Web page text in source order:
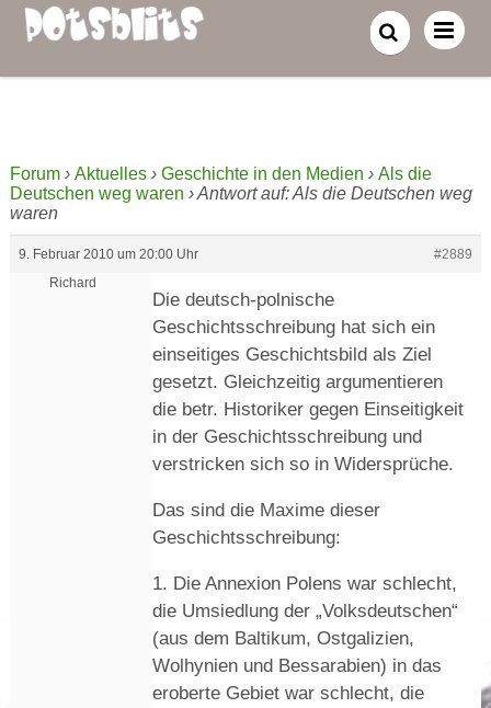
Forum › Aktuelles › Geschichte in den Medien › Als die
Deutschen weg waren ›Antwort auf: Als die Deutschen weg
waren
9. Februar 2010 um 20:00 Uhr
#2889
Richard
Die deutsch-polnische
Geschichtsschreibung hat sich ein
einseitiges Geschichtsbild als Ziel
gesetzt. Gleichzeitig argumentieren
die betr. Historiker gegen Einseitigkeit
in der Geschichtsschreibung und
verstricken sich so in Widersprüche.
Das sind die Maxime dieser
Geschichtsschreibung:
1. Die Annexion Polens war schlecht,
die Umsiedlung der „Volksdeutschen“
(aus dem Baltikum, Ostgalizien,
Wolhynien und Bessarabien) in das
eroberte Gebiet war schlecht, die